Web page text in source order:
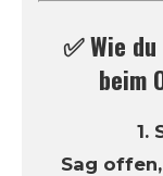
✅ Wie
beim
1.
Sag